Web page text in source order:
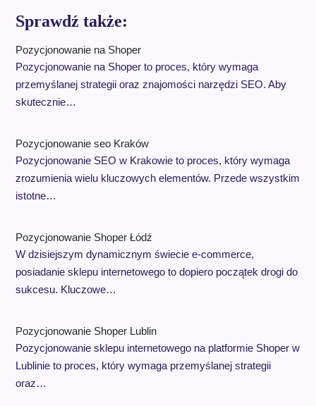
Sprawdź także:
Pozycjonowanie na Shoper
Pozycjonowanie na Shoper to proces, który wymaga
przemyślanej strategii oraz znajomości narzędzi SEO. Aby
skutecznie…
Pozycjonowanie seo Kraków
Pozycjonowanie SEO w Krakowie to proces, który wymaga
zrozumienia wielu kluczowych elementów. Przede wszystkim
istotne…
Pozycjonowanie Shoper Łódź
W dzisiejszym dynamicznym świecie e-commerce,
posiadanie sklepu internetowego to dopiero początek drogi do
sukcesu. Kluczowe…
Pozycjonowanie Shoper Lublin
Pozycjonowanie sklepu internetowego na platformie Shoper w
Lublinie to proces, który wymaga przemyślanej strategii
oraz…